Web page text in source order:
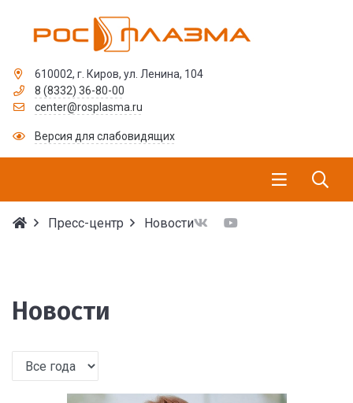
610002, г. Киров, ул. Ленина, 104
8 (8332) 36-80-00
center@rosplasma.ru
Версия для слабовидящих
Пресс-центр Новости
Новости